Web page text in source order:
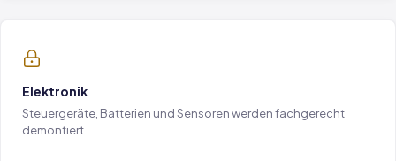
Elektronik
Steuergeräte, Batterien und Sensoren werden fachgerecht
demontiert.